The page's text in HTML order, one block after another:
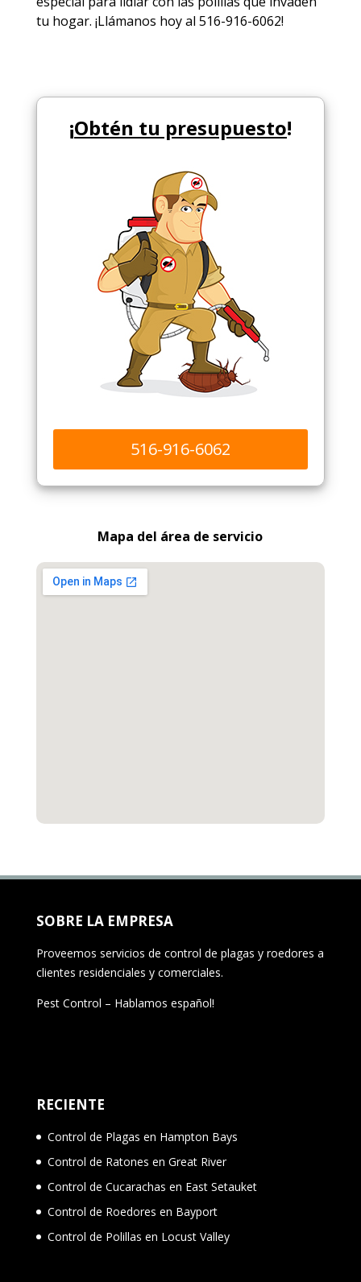
tu hogar. ¡Llámanos hoy al 516-916-6062!
¡Obtén tu presupuesto!
516-916-6062
Mapa del área de servicio
SOBRE LA EMPRESA
Proveemos servicios de control de plagas y roedores a
clientes residenciales y comerciales.
Pest Control – Hablamos español!
RECIENTE
Control de Plagas en Hampton Bays
Control de Ratones en Great River
Control de Cucarachas en East Setauket
Control de Roedores en Bayport
Control de Polillas en Locust Valley